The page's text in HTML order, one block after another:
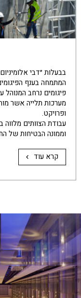
בבעלות ״דבי
המתמחה בענף
פיגומים נרחב המנוהל
מערכות תלייה אשר
ופרויקט.
עבודת הצוותים
וממונה הבטיחות של
קרא עוד